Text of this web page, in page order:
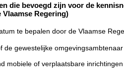
die bevoegd zijn voor de
Vlaamse Regering)
te bepalen door de Vlaamse
de gewestelijke
mobiele of verplaatsbare